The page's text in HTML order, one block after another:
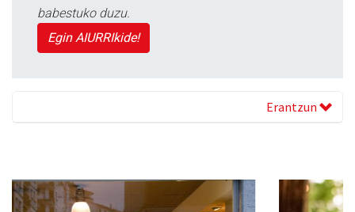
babestuko duzu.
Egin AIURRIkide!
Erantzun